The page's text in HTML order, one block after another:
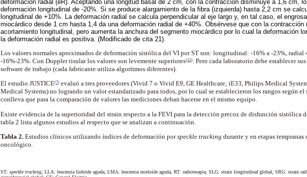
deformación radial (eR). Aceptando una longitud basal de 2 cm, con la contracción disminuye a 1,6 cm,
deformación longitudinal de -20%. Si se produce alargamiento de la fibra (izquierda) hasta 2,2 cm se
longitudinal de +10%. La deformación radial se calcula perpendicular al eje largo y, en tal caso, el
miocárdico desde 1 cm hasta 1,4 da una deformación radial de +40%. Obsérvese que con la contracción
acortamiento longitudinal, pero aumenta la anchura del segmento miocárdico por lo cual la deformación
la deformación radial es positiva. (Modificado de cita 21).
Los valores normales aproximados de deformación sistólica del VI por ST son: longitudinal: -16% a -23%,
-16%-23%. Con Doppler tisular los valores son levemente superiores(11). Pero cada laboratorio debe establecer
software de trabajo (cada fabricante utiliza algoritmos diferentes).
El estudio JUSTICE(7) evaluó a tres proveedores (Vivid 7 o Vivid E9, GE Healthcare; iE33, Philips Medical
Medical Systems) no logrando un valor estandarizado para todos, por lo cual se establecieron los rangos según
conlleva que para la comparación de valores las mediciones deban hacerse en el mismo equipo.
Existe evidencia de la superioridad del strain respecto a la FEVI para la detección precoz de disfunción sistólica
tabla 2 lista algunos estudios al respecto que se analizan a continuación.
Tabla 2. Estudios clínicos utilizando índices de deformación porspeckle tracking durante y en etapas
oncológico.
ST: speckle tracking; LLA: leucemia linfoide aguda; LMA: leucemia mieloide aguda; RT: radioterapia; SLG: strain longitudinal global; SRG: strain